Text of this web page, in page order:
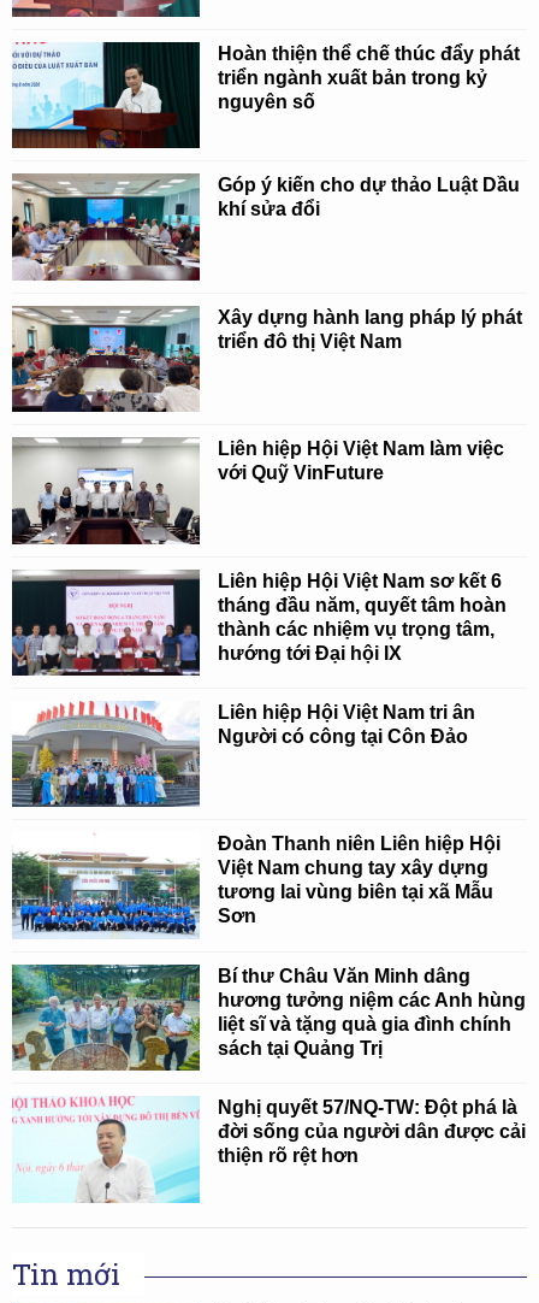
Hoàn thiện thể chế thúc đẩy phát
triển ngành xuất bản trong kỷ
nguyên số
Góp ý kiến cho dự thảo Luật Dầu
khí sửa đổi
Xây dựng hành lang pháp lý phát
triển đô thị Việt Nam
Liên hiệp Hội Việt Nam làm việc
với Quỹ VinFuture
Liên hiệp Hội Việt Nam sơ kết 6
tháng đầu năm, quyết tâm hoàn
thành các nhiệm vụ trọng tâm,
hướng tới Đại hội IX
Liên hiệp Hội Việt Nam tri ân
Người có công tại Côn Đảo
Đoàn Thanh niên Liên hiệp Hội
Việt Nam chung tay xây dựng
tương lai vùng biên tại xã Mẫu
Sơn
Bí thư Châu Văn Minh dâng
hương tưởng niệm các Anh hùng
liệt sĩ và tặng quà gia đình chính
sách tại Quảng Trị
Nghị quyết 57/NQ-TW: Đột phá là
đời sống của người dân được cải
thiện rõ rệt hơn
Tin mới